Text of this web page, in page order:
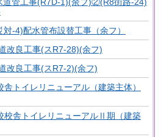
対-4)配水管布設替工事（余フ）
改良工事(スR7-28)(余フ)
改良工事(スR7-2)(余フ)
舎トイレリニューアル（建築主体）
校舎トイレリニューアルⅡ期（建築